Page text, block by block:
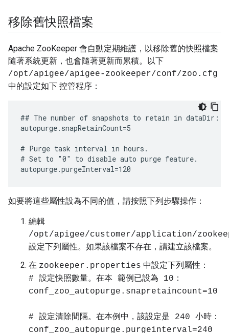
移除舊快照檔案
Apache ZooKeeper 會自動定期維護，以移除舊的快照檔案
隨著系統更新，也會隨著更新而累積。以下
/opt/apigee/apigee-zookeeper/conf/zoo.cfg
中的設定如下 控管程序：
## The number of snapshots to retain in dataDir:
autopurge.snapRetainCount=5
# Purge task interval in hours.
# Set to "0" to disable auto purge feature.
autopurge.purgeInterval=120
如要將這些屬性設為不同的值，請按照下列步驟操作：
編輯
/opt/apigee/customer/application/
設定下列屬性。如果該檔案不存在，請建立該檔案。
在 zookeeper.properties 中設定下列屬性：
# 設定快照數量。在本 範例已設為 10：
conf_zoo_autopurge.snapretaincount=10
# 設定清除間隔。在本例中，該設定是 240 小時：
conf_zoo_autopurge.purgeinterval=240